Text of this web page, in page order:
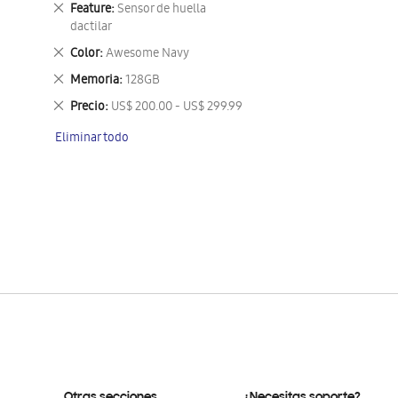
Feature Sensor de huella
dactilar
Eliminar
este
artículo
Color Awesome Navy
Eliminar
este
artículo
Memoria 128GB
Eliminar
este
artículo
Precio US$ 200.00 - US$ 299.99
Eliminar
artículo
Eliminar todo